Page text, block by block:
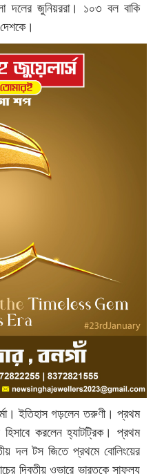
দলের জুনিয়ররা। ১০৩ বল বাকি
ইতিহাস গড়লেন তরুণী। প্রথম
হিসাবে করলেন হ্যাটট্রিক। প্রথম
দল টস জিতে প্রথমে বোলিংয়ের
দ্বিতীয় ওভারে ভারতকে সাফল্য